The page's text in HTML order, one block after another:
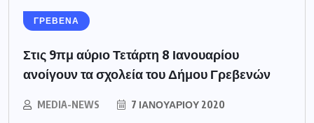
ΓΡΕΒΕΝΑ
Στις 9πμ αύριο Τετάρτη 8 Ιανουαρίου
ανοίγουν τα σχολεία του Δήμου Γρεβενών
MEDIA-NEWS 7 ΙΑΝΟΥΑΡΊΟΥ 2020